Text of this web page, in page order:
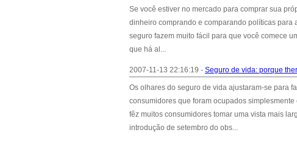
Se você estiver no mercado para comprar sua
dinheiro comprando e comparando políticas para
seguro fazem muito fácil para que você comece
que há al...
2007-11-13 22:16:19 - Seguro de vida: porque
Os olhares do seguro de vida ajustaram-se para
consumidores que foram ocupados
fêz muitos consumidores tomar uma vista mais
introdução de setembro do obs...